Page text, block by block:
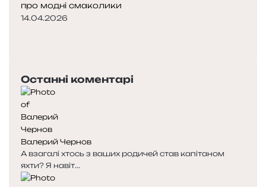
про модні смаколики
14.04.2026
р
е
д
н
я
с
т
о
р
т
у
п
н
а
с
т
о
р
Останні коментарі
Валерий Чернов
А взагалі хтось з ваших родичей став капітаном
яхти? Я навіт...